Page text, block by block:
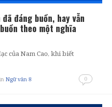
đáng buồn, hay vẫn
theo một nghĩa
của Nam Cao, khi biết
Ngữ văn 8 0